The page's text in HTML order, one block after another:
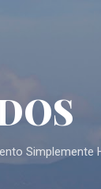
Simplemente